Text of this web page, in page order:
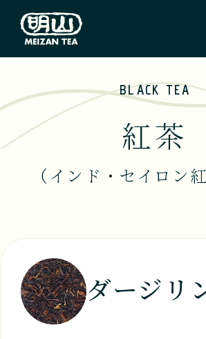
トップページ
TOP PAGE
私たちのこと
取扱商品
新着情報
NEWS
BLACK TEA
紅茶
（インド・セイロン
ダージリ